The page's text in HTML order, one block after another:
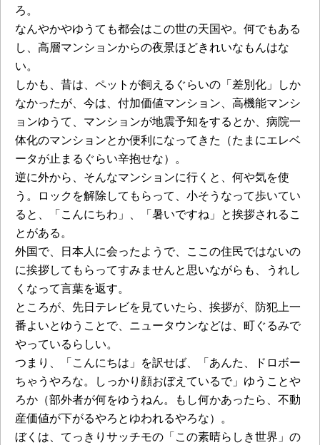
ろ。
なんやかやゆうても都会はこの世の天国や。何でもある
し、高層マンションからの夜景ほどきれいなもんはな
い。
しかも、昔は、ペットが飼えるぐらいの「差別化」しか
なかったが、今は、付加価値マンション、高機能マンシ
ョンゆうて、マンションが地震予知をするとか、病院一
体化のマンションとか便利になってきた（たまにエレベ
ータが止まるぐらい辛抱せな）。
逆に外から、そんなマンションに行くと、何や気を使
う。ロックを解除してもらって、小そうなって歩いてい
ると、「こんにちわ」、「暑いですね」と挨拶されるこ
とがある。
外国で、日本人に会ったようで、ここの住民ではないの
に挨拶してもらってすみませんと思いながらも、うれし
くなって言葉を返す。
ところが、先日テレビを見ていたら、挨拶が、防犯上一
番よいとゆうことで、ニュータウンなどは、町ぐるみで
やっているらしい。
つまり、「こんにちは」を訳せば、「あんた、ドロボー
ちゃうやろな。しっかり顔おぼえているで」ゆうことや
ろか（部外者が何をゆうねん。もし何かあったら、不動
産価値が下がるやろとゆわれるやろな）。
ぼくは、てっきりサッチモの「この素晴らしき世界」の